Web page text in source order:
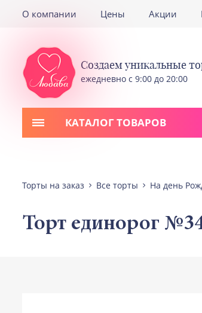
О компании Цены Акции
Создаем уникальные
ежедневно с 9:00 до 20:00
КАТАЛОГ ТОВАРОВ
Торты на заказ Все торты На день
Торт единорог